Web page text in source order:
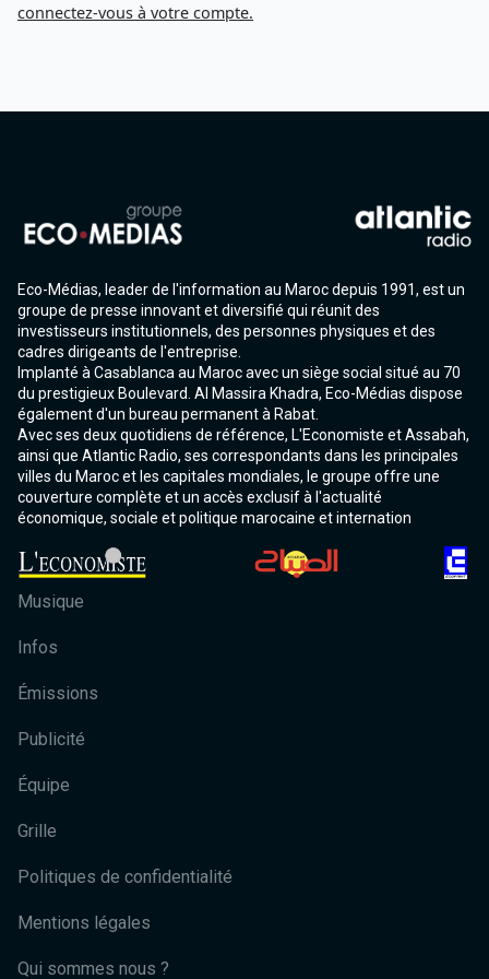
connectez-vous à votre compte.
Eco-Médias, leader de l'information au Maroc depuis 1991, est un
groupe de presse innovant et diversifié qui réunit des
investisseurs institutionnels, des personnes physiques et des
cadres dirigeants de l'entreprise.
Implanté à Casablanca au Maroc avec un siège social situé au 70
du prestigieux Boulevard. Al Massira Khadra, Eco-Médias dispose
également d'un bureau permanent à Rabat.
Avec ses deux quotidiens de référence, L'Economiste et Assabah,
ainsi que Atlantic Radio, ses correspondants dans les principales
villes du Maroc et les capitales mondiales, le groupe offre une
couverture complète et un accès exclusif à l'actualité
économique, sociale et politique marocaine et internation
Musique
Infos
Émissions
Publicité
Équipe
Grille
Politiques de confidentialité
Mentions légales
Qui sommes nous ?